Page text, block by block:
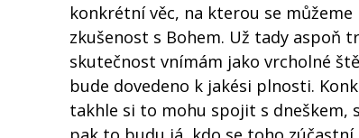
konkrétní věc, na kterou se
zkušenost s Bohem. Už tady aspoň
skutečnost vnímám jako vrcholné
bude dovedeno k jakési plnosti.
takhle si to mohu spojit s dneškem,